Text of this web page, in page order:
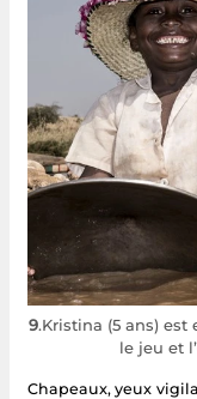
9.Kristina (5 ans)
le jeu et
Chapeaux, yeux